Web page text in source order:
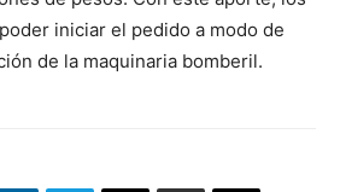
iniciar el pedido a modo de
de la maquinaria bomberil.